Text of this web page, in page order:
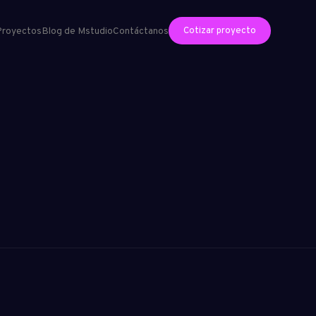
Blog de MstudioContáctanos Cotizar proyecto